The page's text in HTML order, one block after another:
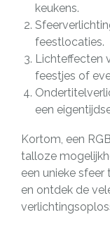
keukens.
feestlocaties.
Lichteffecten
feestjes of
een
Kortom, een
talloze
een unieke sfeer
en ontdek de